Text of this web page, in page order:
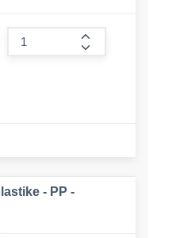
form.increase-
- PP -